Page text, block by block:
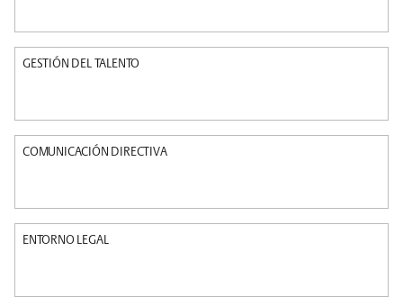
GESTIÓN DEL TALENTO
COMUNICACIÓN DIRECTIVA
ENTORNO LEGAL